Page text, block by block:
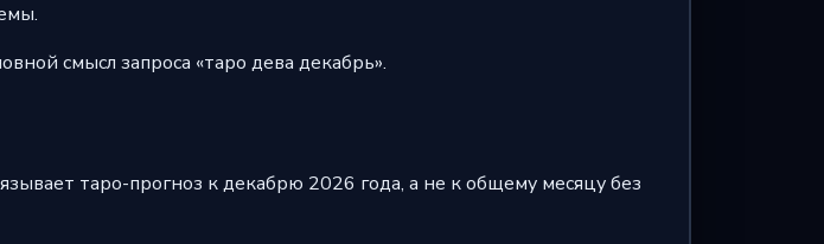
смысл запроса «таро дева декабрь».
таро-прогноз к декабрю 2026 года, а не к общему месяцу без